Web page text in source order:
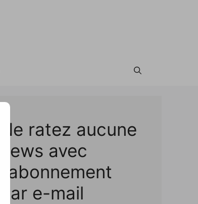
Ne ratez aucune
news avec
l'abonnement
par e-mail